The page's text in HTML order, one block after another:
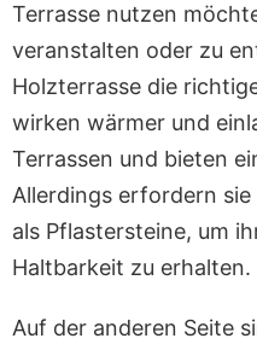
Terrasse nutzen
veranstalten oder zu
Holzterrasse die
wirken wärmer und
Terrassen und bieten
Allerdings erfordern
als Pflastersteine, um
Haltbarkeit zu erhalten.
Auf der anderen Seite